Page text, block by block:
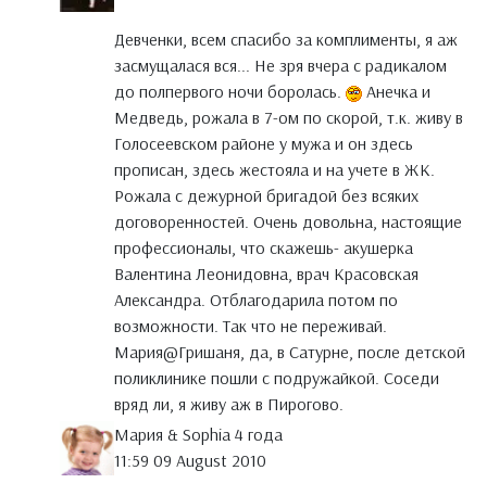
Девченки, всем спасибо за комплименты, я аж
засмущалася вся... Не зря вчера с радикалом
до полпервого ночи боролась.
Анечка и
Медведь, рожала в 7-ом по скорой, т.к. живу в
Голосеевском районе у мужа и он здесь
прописан, здесь жестояла и на учете в ЖК.
Рожала с дежурной бригадой без всяких
договоренностей. Очень довольна, настоящие
профессионалы, что скажешь- акушерка
Валентина Леонидовна, врач Красовская
Александра. Отблагодарила потом по
возможности. Так что не переживай.
Мария@Гришаня, да, в Сатурне, после детской
поликлинике пошли с подружайкой. Соседи
вряд ли, я живу аж в Пирогово.
Мария & Sophia 4 года
11:59 09 August 2010